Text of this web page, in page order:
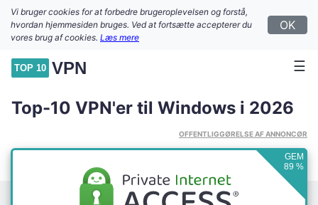
Vi bruger cookies for at forbedre brugeroplevelsen og forstå,
hvordan hjemmesiden bruges. Ved at fortsætte accepterer du
vores brug af cookies. Læs mere
OK
TOP 10 VPN ☰
Top-10 VPN'er til Windows i 2026
OFFENTLIGGØRELSE AF ANNONCØR
GEM
89 %